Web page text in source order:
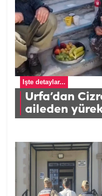
İşte detaylar...
Urfa’dan
aileden